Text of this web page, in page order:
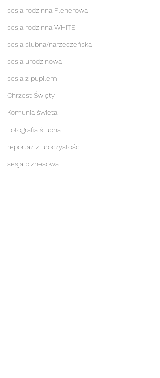
sesja rodzinna Plenerowa
sesja rodzinna WHITE
sesja ślubna/narzeczeńska
sesja urodzinowa
sesja z pupilem
Chrzest Święty
Komunia święta
Fotografia ślubna
reportaż z uroczystości
sesja biznesowa